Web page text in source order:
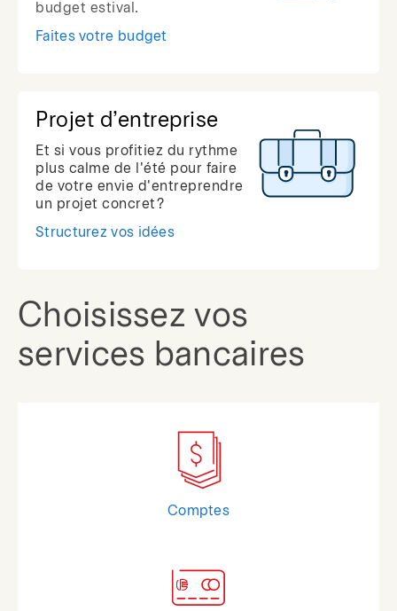
budget estival.
Faites votre budget
Projet d’entreprise
Et si vous profitiez du rythme
plus calme de l'été pour faire
de votre envie d'entreprendre
un projet concret?
Structurez vos idées
Choisissez vos
services bancaires
Comptes